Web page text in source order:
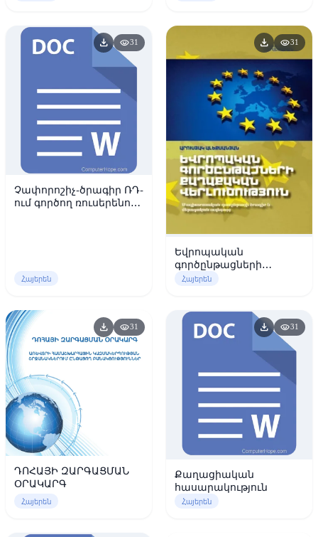
download visibility31
Չափորոշիչ-ծրագիր ՌԴ-
ում գործող ռուսերենով
Հայերեն
download visibility31
Եվրոպական
գործընթացների
քաղաքական
Հայերեն
download visibility31
ԴՈՀԱՅԻ ԶԱՐԳԱՑՄԱՆ
ՕՐԱԿԱՐԳ
Հայերեն
download visibility31
Քաղացիական
հասարակություն
Հայերեն